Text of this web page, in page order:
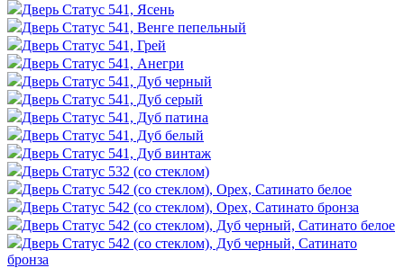
Дверь Статус 541, Ясень
Дверь Статус 541, Венге пепельный
Дверь Статус 541, Грей
Дверь Статус 541, Анегри
Дверь Статус 541, Дуб черный
Дверь Статус 541, Дуб серый
Дверь Статус 541, Дуб патина
Дверь Статус 541, Дуб белый
Дверь Статус 541, Дуб винтаж
Дверь Статус 532 (со стеклом)
Дверь Статус 542 (со стеклом), Орех, Сатинато белое
Дверь Статус 542 (со стеклом), Орех, Сатинато бронза
Дверь Статус 542 (со стеклом), Дуб черный, Сатинато белое
Дверь Статус 542 (со стеклом), Дуб черный, Сатинато
бронза